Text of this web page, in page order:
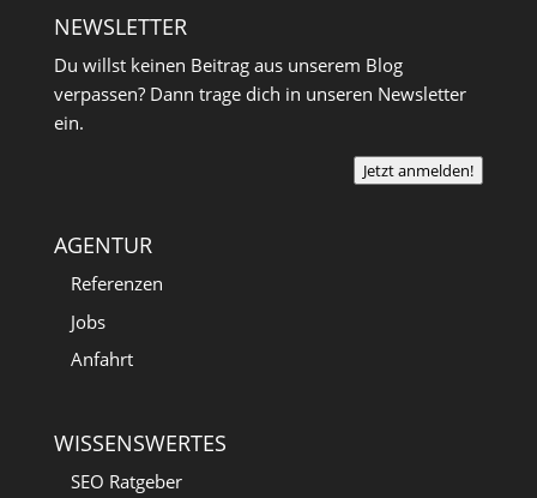
NEWSLETTER
Du willst keinen Beitrag aus unserem Blog
verpassen? Dann trage dich in unseren Newsletter
ein.
Jetzt anmelden!
AGENTUR
Referenzen
Jobs
Anfahrt
WISSENSWERTES
SEO Ratgeber